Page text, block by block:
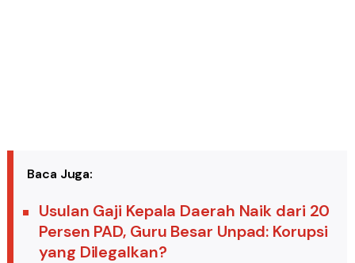
Baca Juga:
Usulan Gaji Kepala Daerah Naik dari 20
Persen PAD, Guru Besar Unpad: Korupsi
yang Dilegalkan?